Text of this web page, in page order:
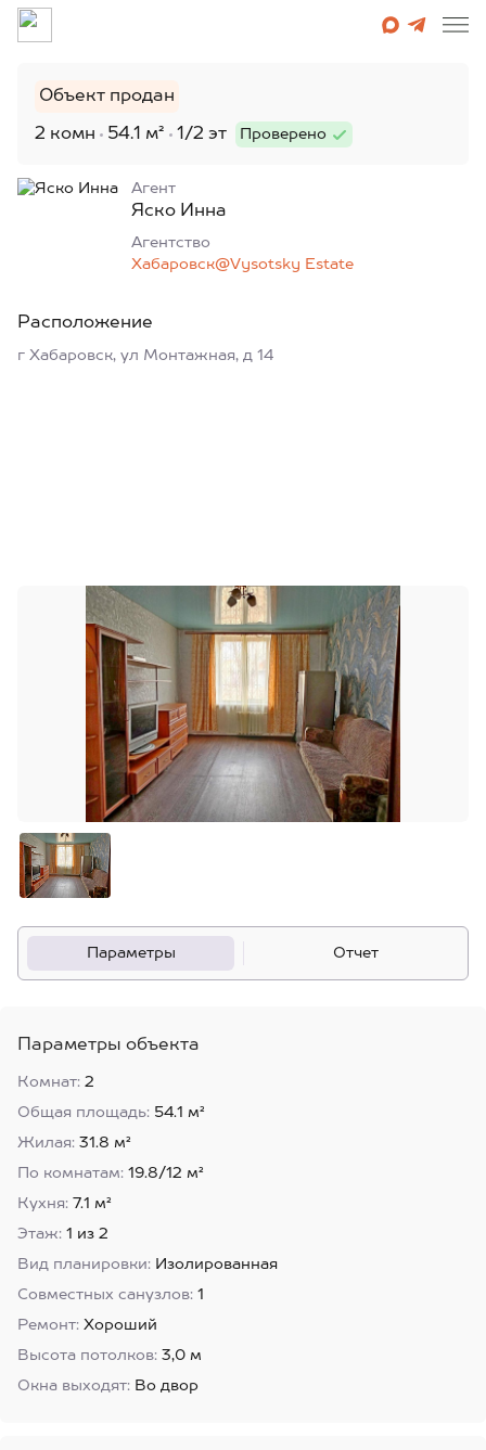
Объект продан
2 комн 54.1 м² 1/2 эт Проверено
Агент
Яско Инна
Агентcтво
Хабаровск@Vysotsky Estate
Расположение
г Хабаровск, ул Монтажная, д 14
Параметры Отчет
Параметры объекта
Комнат: 2
Общая площадь: 54.1 м²
Жилая: 31.8 м²
По комнатам: 19.8/12 м²
Кухня: 7.1 м²
Этаж: 1 из 2
Вид планировки: Изолированная
Совместных санузлов: 1
Ремонт: Хороший
Высота потолков: 3,0 м
Окна выходят: Во двор